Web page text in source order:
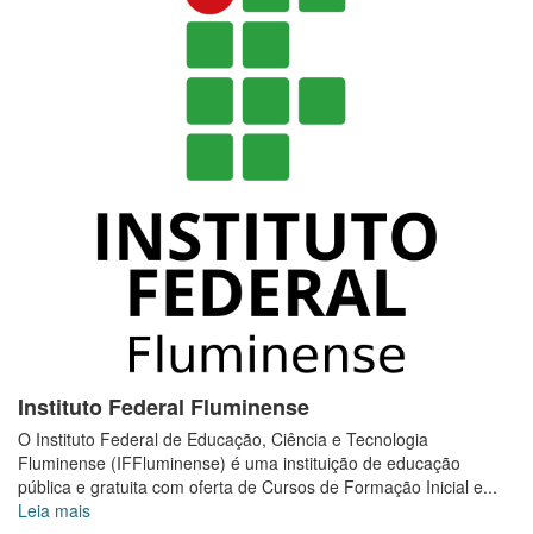
Instituto Federal Fluminense
O Instituto Federal de Educação, Ciência e Tecnologia
Fluminense (IFFluminense) é uma instituição de educação
pública e gratuita com oferta de Cursos de Formação Inicial e...
Leia mais